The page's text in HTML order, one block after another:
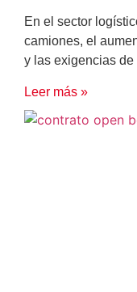
En el sector
camiones, el
y las exigencias de
Leer más »